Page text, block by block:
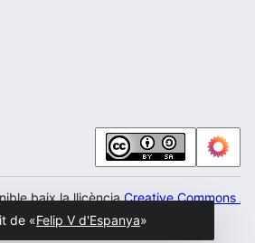
baix la llicènciaCreative Commons
Escritori
de «Felip V d'Espanya»